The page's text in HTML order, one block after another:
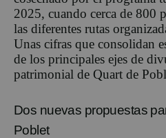
2025, cuando cerca de 800
las diferentes rutas
Unas cifras que consolidan
de los principales ejes de
patrimonial de Quart de
Dos nuevas propuestas
Poblet